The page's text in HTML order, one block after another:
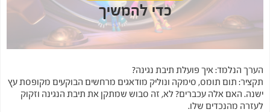
כדי להמשיך
הערך הנלמד: איך פועלת תיבת נגינה?
תקציר: תום תומס, סימקה ונוליק מודאגים מרחשים הבוקעים מקופסת עץ
ישנה. האם אלה עכברים? לא, זה סבוש שמתקן את תיבת הנגינה וזקוק
לעזרה מהנכדים שלו.